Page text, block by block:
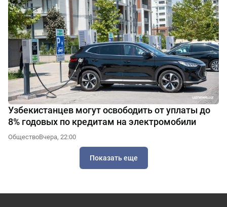
Узбекистанцев могут освободить от уплаты до
8% годовых по кредитам на электромобили
ОбществоВчера, 22:00
Показать еще